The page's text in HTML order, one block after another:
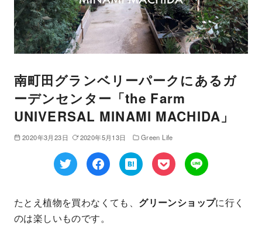
南町田グランベリーパークにあるガ
ーデンセンター「the Farm
UNIVERSAL MINAMI MACHIDA」
2020年3月23日 2020年5月13日 Green Life
たとえ植物を買わなくても、 グリーンショップに行く
のは楽しいものです。